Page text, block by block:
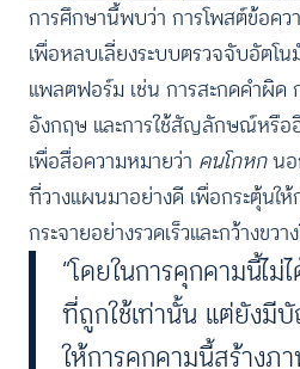
การศึกษานี้พบว่า การโพสต์ข้อคว
เพื่อหลบเลี่ยงระบบตรวจจับอัตโน
แพลตฟอร์ม เช่น การสะกดคำผิด
อังกฤษ และการใช้สัญลักษณ์หรือ
เพื่อสื่อความหมายว่า คนโกหกนอ
ที่วางแผนมาอย่างดี เพื่อกระตุ้นใ
กระจายอย่างรวดเร็วและกว้างขวา
“โดยในการคุกคามนี้ไ
ที่ถูกใช้เท่านั้น แต่ยังมี
ให้การคุกคามนี้สร้างภ